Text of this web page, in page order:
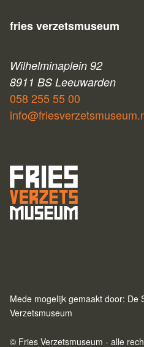
fries verzetsmuseum
Wilhelminaplein 92
8911 BS Leeuwarden
058 255 55 00
Mede mogelijk gemaakt door: De
Verzetsmuseum
© Fries Verzetsmuseum - alle